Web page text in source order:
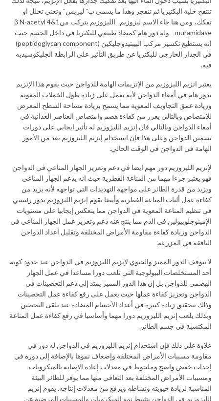
تنتفخ خلية البكتيريا ثم تنفجر وهذا ما يسمى ب” ليزيس” وتعني تحلل او
تفكك، ومن هنا جاء الاسم ليزوزيم. الليزوزيم يتركب من1&4 β N-acetyl
muramidase وله دور هام كمضاد طبيعي للبكتريا في داخل الجسم حيث
انه يستطيع تكسير مركب البيبتيدوجليكين (peptidoglycan component)
في الجدار الخارجي للبكتريا عن طريق التأثير على الرابطة الجليكوسيديه
فيه.
يعتبر انزيم الليزوزيم من الإنزيمات الهامة للدواجن حيث يقوم هذا الإنزيم
بدور هام في أمعاء الدواجن لأنه يعمل على زيادة طول الخملات المعوية
وزيادة عمق التجاويف المعوية مما يسمح بزيادة مساحة السطح المعرض
للامتصاص وبالتالي يعزز من كفاءة هضم وامتصاص العناصر الغذائية في
أمعاء الدواجن وبالتالي فان إنزيم الليزوزيم له تأثير ايجابي على دورات
تسمين الدواجن وعلى هذا فإن استخدام إنزيم الليزوزيم يعد من الأمور
الهامة في الدواجن في الوقت الحالي.
لإنزيم الليزوزيم دور مهم ايضا في دعم وتعزيز الجهاز المناعي في الدواجن
فهو يعتبر جزءا مهما من المناعة الفطرية حيث انه يدعم الجهاز المناعي
ويزيد من قدرة الطائر على مواجهة التهديدات التي تواجهه لأنه يزيد من
كفاءة عمل أليات المناعة الفطرية وأيضا يقوم إنزيم الليزوزيم بدور رئيسي
في تنظيم المناعة المعوية في الدواجن مما ينعكس إيجابيا على مستويات
الإمينوجلوبيولين في الدم مما ينتج عنه دعم وتعزيز عمل الجهاز المناعي في
الدواجن وزيادة كفاءة مقاومة الأمراض المختلفة وتقليل أعداد الدواجن
النافقة في المزرعة.
لا يتوقف الدور المميز والحيوي لإنزيم الليزوزيم في الدواجن عند حدود كونه
أحد المستخلصات البيولوجية التي تلعب دورا مساعدا في عمل الجهاز
الهضمي للدواجن بل إن هذا الدور المميز يمتد إلى دعم التحصينات في
الدواجن وتعزيز كفاءة عملها حيث يعمل على رفع كفاءة عمل التحصينات
وذلك بتحقيق زيادة كبيرة في أعداد الأجسام المضادة عند تلقى التحصين
وبذلك يلعب إنزيم الليزوزيم دورا مهما وأساسيا في رفع كفاءة عمل المناعة
المكتسبة في جسم الطائر.
علاوة على ذلك فإن استخدام إنزيم الليزوزيم في الدواجن له دور في
مقاومة مسببات الأمراض المختلفة وإضعاف نموها بالإضافة إلى دوره في
إحداث خفض واضح وملحوظ في معدلات إعادة الإصابة بالميكروبات
ومسببات الأمراض المختلفة بعد التعافي منها مما يوفر للطائر البيئة
المناسبة لزيادة حيويته ونشاطه ويرفع من معدلات إنتاجه. يقوم إنزيم
الليزوزيم في الدواجن بتثبيط نمو الميكروبات والمسببات المرضية عن